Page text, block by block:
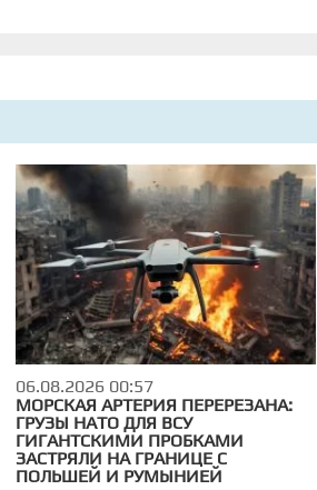
06.08.2026 00:57
МОРСКАЯ АРТЕРИЯ ПЕРЕРЕЗАНА:
ГРУЗЫ НАТО ДЛЯ ВСУ
ГИГАНТСКИМИ ПРОБКАМИ
ЗАСТРЯЛИ НА ГРАНИЦЕ С
ПОЛЬШЕЙ И РУМЫНИЕЙ